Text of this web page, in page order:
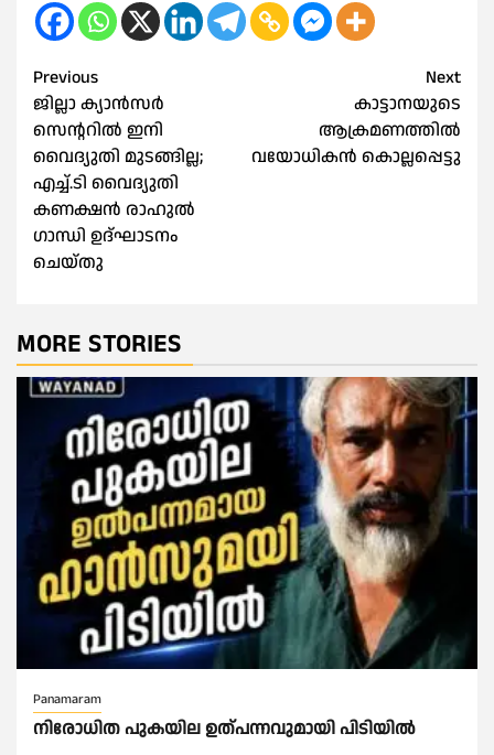
Post
navigation
Previous
ജില്ലാ ക്യാന്‍സര്‍
സെന്ററില്‍ ഇനി
വൈദ്യുതി മുടങ്ങില്ല;
എച്ച്.ടി വൈദ്യുതി
കണക്ഷന്‍ രാഹുല്‍
ഗാന്ധി ഉദ്ഘാടനം
ചെയ്തു
Next
കാട്ടാനയുടെ
ആക്രമണത്തില്‍
വയോധികൻ കൊല്ലപ്പെട്ടു
MORE STORIES
Panamaram
നിരോധിത പുകയില ഉത്പന്നവുമായി പിടിയിൽ